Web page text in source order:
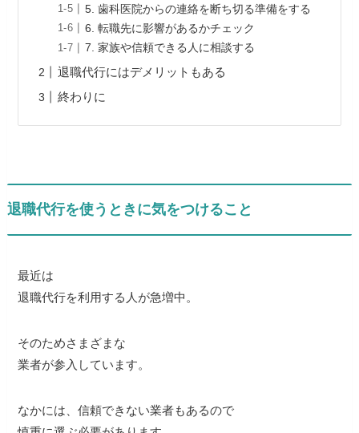
5. 歯科医院からの連絡を断ち切る準備をする
6. 転職先に影響があるかチェック
7. 家族や信頼できる人に相談する
退職代行にはデメリットもある
終わりに
退職代行を使うときに気をつけること
最近は
退職代行を利用する人が急増中。
そのためさまざまな
業者が参入しています。
なかには、信頼できない業者もあるので